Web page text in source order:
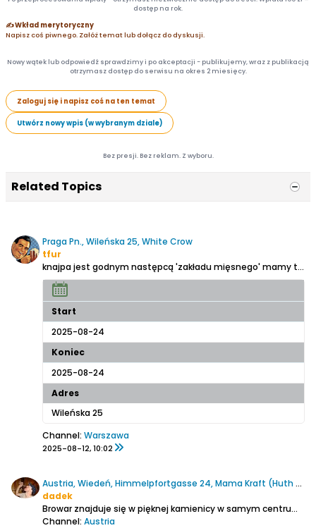
dostęp na rok.
✍️ Wkład merytoryczny
Napisz coś piwnego. Załóż temat lub dołącz do dyskusji.
Nowy wątek lub odpowiedź sprawdzimy i po akceptacji - publikujemy, wraz z publikacją
otrzymasz dostęp do serwisu na okres 2 miesięcy.
Zaloguj się i napisz coś na ten temat
Utwórz nowy wpis (w wybranym dziale)
Bez presji. Bez reklam. Z wyboru.
Related Topics
Praga Pn., Wileńska 25, White Crow
tfur
knajpa jest godnym następcą 'zakładu mięsnego'mamy tu 17 (chyba) kranów i smaczną pizzę na miejscu
Start
2025-08-24
Koniec
2025-08-24
Adres
Wileńska 25
Channel: Warszawa
2025-08-12, 10:02
Austria, Wiedeń, Himmelpfortgasse 24, Mama Kraft (Huth Basement Brewery)
dadek
Browar znajduje się w pięknej kamienicy w samym centrum Wiednia w odległości 100 m od Stadtpark. Jako, ze powstał w 2022 roku aktualnie jest najnowszym browarem otwartym w austriackiej stolicy. Najpierw trafiamy do drzwi na rogu ulic gdzie z wnętrza dochodzi intensywny zapach pieczonego na mięsiwa....
Channel: Austria